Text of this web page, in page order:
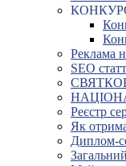
Реклама
SEO
Реєстр
Як
Диплом-